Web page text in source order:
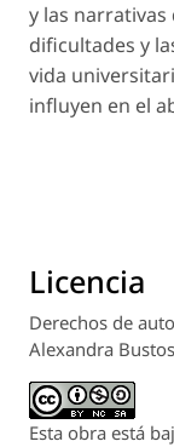
y las
dificultades y
vida
influyen en el
Licencia
Derechos de
Alexandra Bustos
Esta obra está